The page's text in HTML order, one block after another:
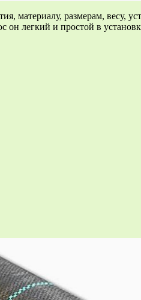
размерам, весу,
он легкий и простой в